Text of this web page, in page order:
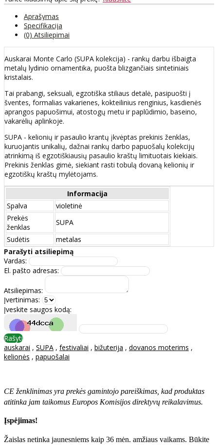
Aprašymas
Specifikacija
(0) Atsiliepimai
Auskarai Monte Carlo (SUPA kolekcija) - rankų darbu išbaigta
metalų lydinio ornamentika, puošta blizgančiais sintetiniais
kristalais.
Tai prabangi, seksuali, egzotiška stiliaus detalė, pasipuošti į
šventes, formalias vakarienes, kokteilinius renginius, kasdienės
aprangos papuošimui, atostogų metu ir paplūdimio, baseino,
vakarėlių aplinkoje.
SUPA - kelionių ir pasaulio krantų įkvėptas prekinis ženklas,
kuruojantis unikalių, dažnai rankų darbo papuošalų kolekcijų
atrinkimą iš egzotiškiausių pasaulio kraštų limituotais kiekiais.
Prekinis ženklas gimė, siekiant rasti tobulą dovaną kelionių ir
egzotiškų kraštų mylėtojams.
Informacija
Spalva
violetinė
Prekės
ženklas
SUPA
Sudėtis
metalas
Parašyti atsiliepimą
Vardas:
El. pašto adresas:
Atsiliepimas:
Įvertinimas:
Įveskite saugos kodą:
Rašyti
auskarai , SUPA , festivaliai , bižuterija , dovanos moterims ,
kelionės , papuošalai
CE ženklinimas yra prekės gamintojo pareiškimas, kad produktas
atitinka jam taikomus Europos Komisijos direktyvų reikalavimus.
Įspėjimas!
Žaislas netinka jaunesniems kaip 36 mėn. amžiaus vaikams. Būkite